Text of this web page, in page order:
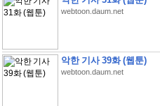
webtoon.daum.net
악한 기사 39화 (웹툰)
webtoon.daum.net